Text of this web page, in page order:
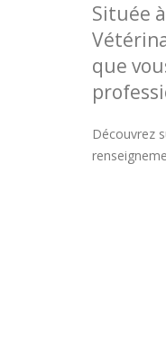
Située
que
Découvrez